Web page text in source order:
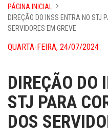
PÁGINA INICIAL
DIREÇÃO DO INSS ENTRA NO STJ
SERVIDORES EM GREVE
QUARTA-FEIRA, 24/07/2024
DIREÇÃO DO
STJ PARA
DOS